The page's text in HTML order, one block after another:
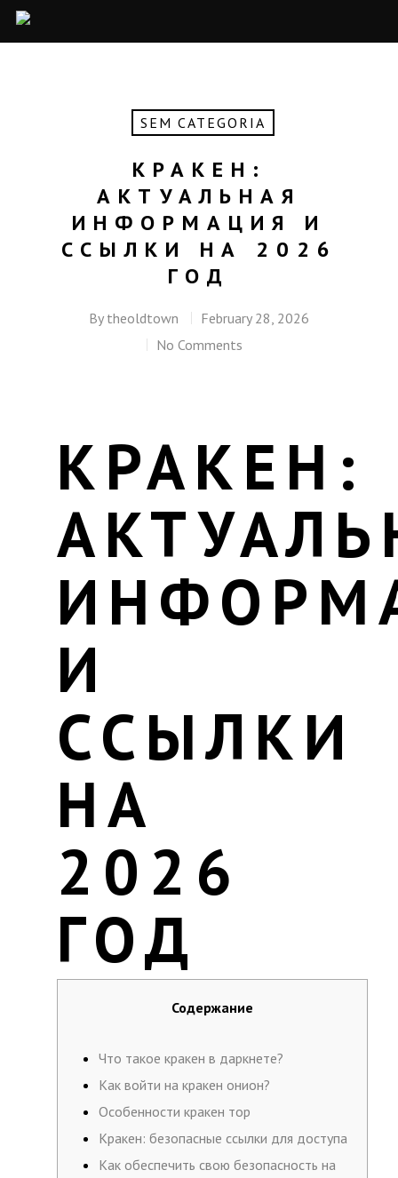
SEM CATEGORIA
КРАКЕН:
АКТУАЛЬНАЯ
ИНФОРМАЦИЯ И
ССЫЛКИ НА 2026
ГОД
By theoldtown
February 28, 2026
No Comments
КРАКЕН:
И
ССЫЛКИ
НА
2026
ГОД
Содержание
Что такое кракен в даркнете?
Как войти на кракен онион?
Особенности кракен тор
Кракен: безопасные ссылки для доступа
Как обеспечить свою безопасность на